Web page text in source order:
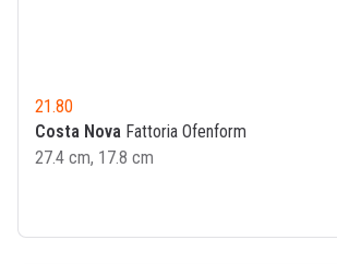
21.80
Costa Nova Fattoria Ofenform
27.4 cm, 17.8 cm